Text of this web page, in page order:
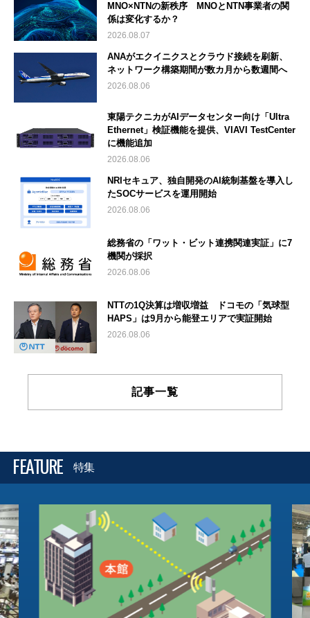
MNO×NTNの新秩序 MNOとNTN事業者の関
係は変化するか？
2026.08.07
ANAがエクイニクスとクラウド接続を刷新、
ネットワーク構築期間が数カ月から数週間へ
2026.08.06
東陽テクニカがAIデータセンター向け「Ultra
Ethernet」検証機能を提供、VIAVI TestCenter
に機能追加
2026.08.06
NRIセキュア、独自開発のAI統制基盤を導入し
たSOCサービスを運用開始
2026.08.06
総務省の「ワット・ビット連携関連実証」に7
機関が採択
2026.08.06
NTTの1Q決算は増収増益 ドコモの「気球型
HAPS」は9月から能登エリアで実証開始
2026.08.06
記事一覧
FEATURE 特集